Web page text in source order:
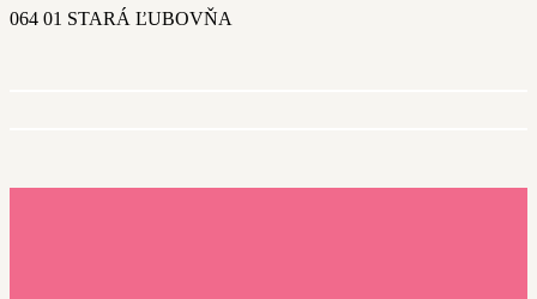
064 01 STARÁ ĽUBOVŇA